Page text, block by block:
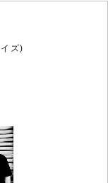
ズ)